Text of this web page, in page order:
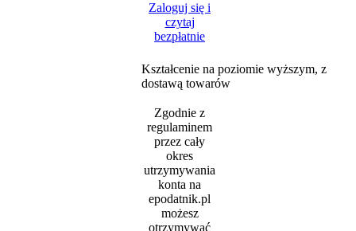
Zaloguj się i
czytaj
bezpłatnie
Kształcenie na poziomie wyższym, z
dostawą towarów
Zgodnie z
regulaminem
przez cały
okres
utrzymywania
konta na
epodatnik.pl
możesz
otrzymywać